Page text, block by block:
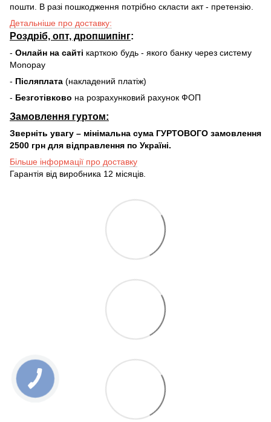
пошти. В разі пошкодження потрібно скласти акт - претензію.
Детальніше про доставку:
Роздріб, опт, дропшипінг:
- Онлайн на сайті карткою будь - якого банку через систему
Monopay
- Післяплата (накладений платіж)
- Безготівково на розрахунковий рахунок ФОП
Замовлення гуртом:
Зверніть увагу – мінімальна сума ГУРТОВОГО замовлення
2500 грн для відправлення по Україні.
Більше інформації про доставку
Гарантія від виробника 12 місяців.